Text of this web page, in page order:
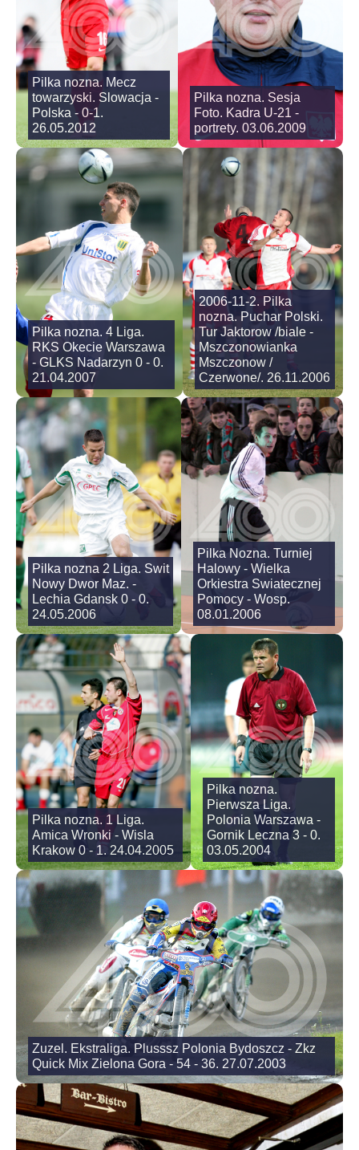
Pilka nozna. Mecz
towarzyski. Slowacja -
Polska - 0-1.
26.05.2012
Pilka nozna. Sesja
Foto. Kadra U-21 -
portrety. 03.06.2009
Pilka nozna. 4 Liga.
RKS Okecie Warszawa
- GLKS Nadarzyn 0 - 0.
21.04.2007
2006-11-2. Pilka
nozna. Puchar Polski.
Tur Jaktorow /biale -
Mszczonowianka
Mszczonow /
Czerwone/. 26.11.2006
Pilka nozna 2 Liga. Swit
Nowy Dwor Maz. -
Lechia Gdansk 0 - 0.
24.05.2006
Pilka Nozna. Turniej
Halowy - Wielka
Orkiestra Swiatecznej
Pomocy - Wosp.
08.01.2006
Pilka nozna. 1 Liga.
Amica Wronki - Wisla
Krakow 0 - 1. 24.04.2005
Pilka nozna.
Pierwsza Liga.
Polonia Warszawa -
Gornik Leczna 3 - 0.
03.05.2004
Zuzel. Ekstraliga. Plusssz Polonia Bydoszcz - Zkz
Quick Mix Zielona Gora - 54 - 36. 27.07.2003